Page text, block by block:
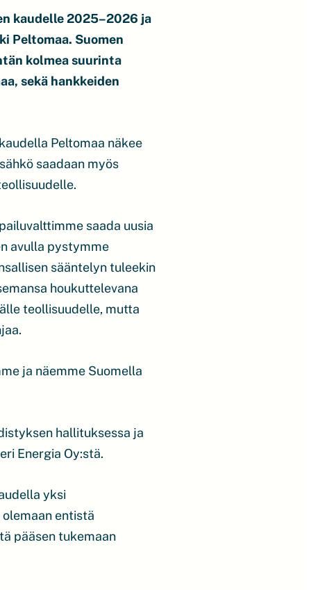
kaudelle 2025–2026 ja
Peltomaa. Suomen
kolmea suurinta
sekä hankkeiden
Peltomaa näkee
saadaan myös
saada uusia
avulla pystymme
sääntelyn tuleekin
houkuttelevana
teollisuudelle, mutta
ja näemme Suomella
hallituksessa ja
Energia Oy:stä.
yksi
entistä
pääsen tukemaan